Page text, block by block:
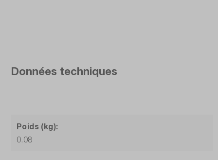
Données techniques
Poids (kg):
0.08